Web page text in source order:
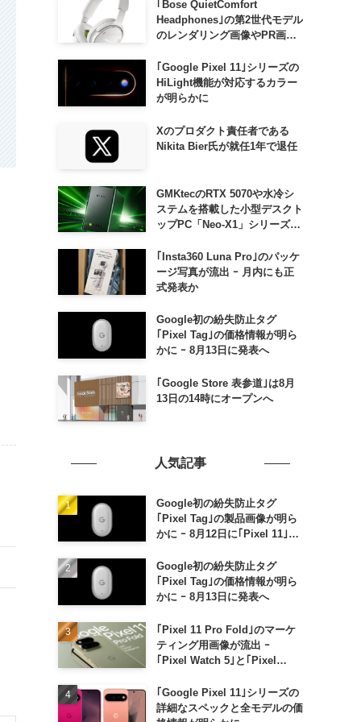
｢Bose QuietComfort
Headphones｣の第2世代モデル
のレンダリング画像やPR画像
｢Google Pixel 11｣シリーズの
HiLight機能が対応するカラー
が明らかに
Xのプロダクト責任者である
Nikita Bier氏が就任1年で退任
GMKtecのRTX 5070や水冷シ
ステムを搭載した小型デスクト
ップPC「Neo-X1」シリーズ、
｢Insta360 Luna Pro｣のパッケ
ージ写真が流出 ｰ 月内にも正
式発表か
Google初の紛失防止タグ
｢Pixel Tag｣の価格情報が明ら
かに ｰ 8月13日に発表へ
｢Google Store 表参道｣は8月
13日の14時にオープンへ
人気記事
Google初の紛失防止タグ
｢Pixel Tag｣の製品画像が明ら
かに ｰ 8月12日に｢Pixel 11｣な
Google初の紛失防止タグ
｢Pixel Tag｣の価格情報が明ら
かに ｰ 8月13日に発表へ
｢Pixel 11 Pro Fold｣のマーケ
ティング用画像が流出 ｰ
｢Pixel Watch 5｣と｢Pixel
も｢Google Pixel 11｣シリーズの
詳細なスペックと全モデルの価